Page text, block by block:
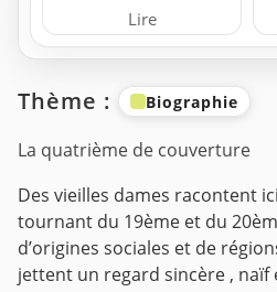
Lire
Thème : Biographie
La quatrième de couverture
Des vieilles dames racontent
tournant du 19ème et du
d’origines sociales et de
jettent un regard sincère , naïf